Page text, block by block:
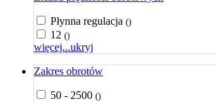
Płynna regulacja ()
12 ()
więcej...ukryj
Zakres obrotów
50 - 2500 ()